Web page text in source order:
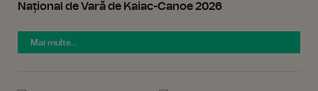
Național de Vară de Kaiac-Canoe 2026
Mai multe...